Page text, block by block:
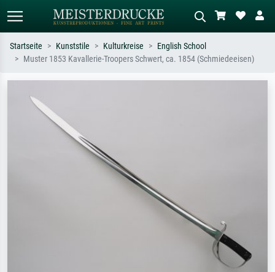
oder Stilen – z.B. Monet,
Sternennacht, Impressionismus, Welle
Hokusai, Akt.
Startseite Kunststile Kulturkreise
English School
Muster 1853 Kavallerie-Troopers Schwert, ca. 1854 (Schmiedeeisen)